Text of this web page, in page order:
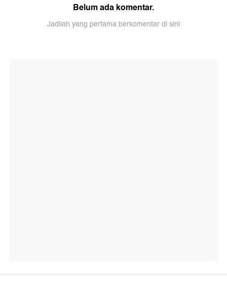
Belum ada komentar.
Jadilah yang pertama berkomentar di sini